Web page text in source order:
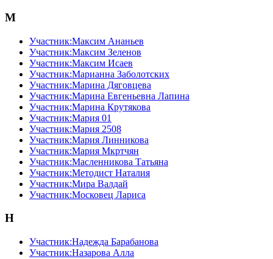
М
Участник:Максим Ананьев
Участник:Максим Зеленов
Участник:Максим Исаев
Участник:Марианна Заболотских
Участник:Марина Дяговцева
Участник:Марина Евгеньевна Лапина
Участник:Марина Крутякова
Участник:Мария 01
Участник:Мария 2508
Участник:Мария Линникова
Участник:Мария Мкртчян
Участник:Масленникова Татьяна
Участник:Методист Наталия
Участник:Мира Валдай
Участник:Московец Лариса
Н
Участник:Надежда Барабанова
Участник:Назарова Алла